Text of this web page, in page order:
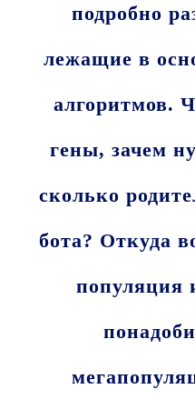
подробно
лежащие в
алгоритмов.
гены, зачем
сколько
бота? Откуда
популяция